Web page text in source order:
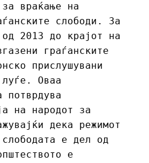
враќање на
слободи. За
2013 до крајот на
граѓанските
прислушувани
Оваа
потврдува
на народот за
дека режимот
е дел од
е